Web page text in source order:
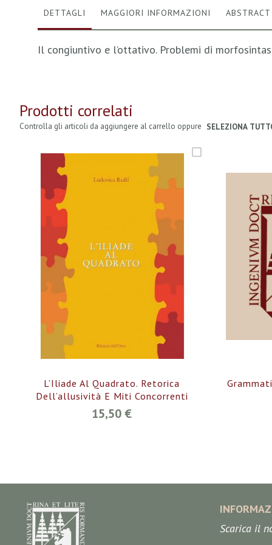
immagini
DETTAGLI
Il congiuntivo e l’ottativo. Problemi di
MAGGIORI INFORMAZIONI ABSTRACT
Prodotti correlati
Controlla gli articoli da aggiungere al carrello oppure SELEZIONA
L’Iliade Al Quadrato. Retorica
Dell’allusività E Miti Concorrenti
15,50 €
Scarica il